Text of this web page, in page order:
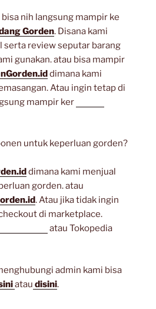
bisa nih langsung mampir ke
Gorden. Disana kami
serta review seputar barang
gunakan. atau bisa mampir
dimana kami
Atau ingin tetap di
mampir ker
untuk keperluan gorden?
dimana kami menjual
gorden. atau
. Atau jika tidak ingin
di marketplace.
atau Tokopedia
admin kami bisa
atau disini.